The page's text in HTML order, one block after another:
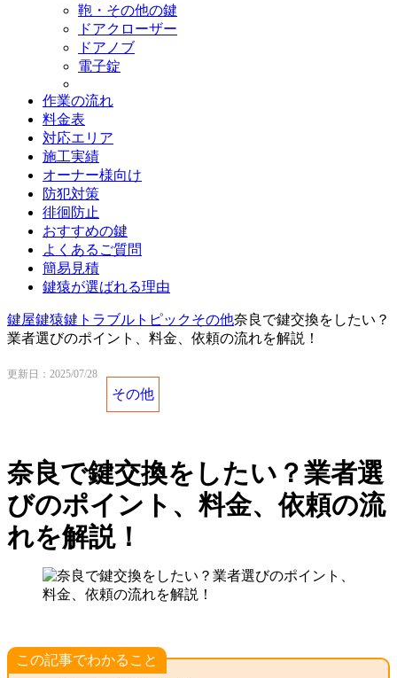
鞄・その他の鍵
ドアクローザー
ドアノブ
電子錠
作業の流れ
料金表
対応エリア
施工実績
オーナー様向け
防犯対策
徘徊防止
おすすめの鍵
よくあるご質問
簡易見積
鍵猿が選ばれる理由
鍵屋鍵猿鍵トラブルトピックその他奈良で鍵交換をしたい？
業者選びのポイント、料金、依頼の流れを解説！
更新日：2025/07/28
その他
奈良で鍵交換をしたい？業者選
びのポイント、料金、依頼の流
れを解説！
この記事でわかること